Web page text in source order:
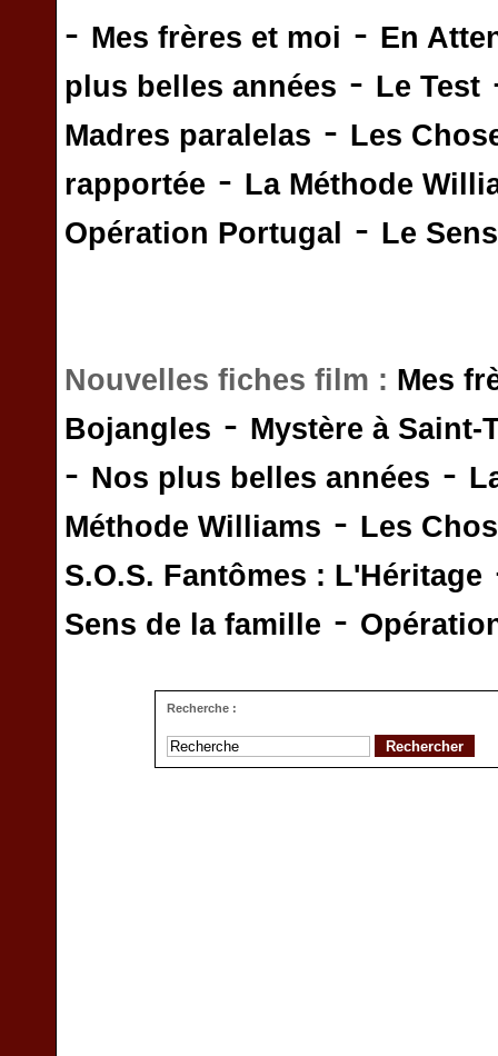
- Mes frères et moi - En
plus belles années - Le Test
Madres paralelas - Les
rapportée - La Méthode
Opération Portugal
- Le
Nouvelles fiches film : Mes
Bojangles - Mystère à Saint-
- Nos plus belles années -
Méthode Williams - Les
S.O.S. Fantômes : L'Héritage
Sens de la famille -
Recherche :